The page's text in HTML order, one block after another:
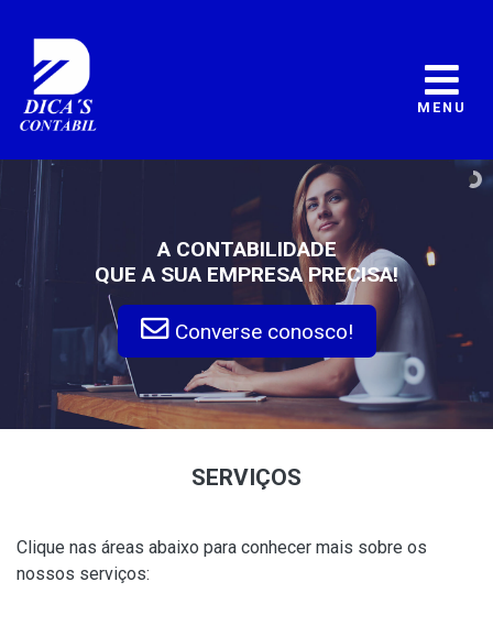
MENU
A CONTABILIDADE
QUE A SUA EMPRESA PRECISA!
Converse conosco!
SERVIÇOS
Clique nas áreas abaixo para conhecer mais sobre os
nossos serviços: